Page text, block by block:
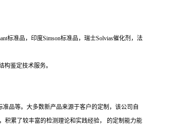
标准品，印度Simson标准品，瑞士Solvias催化剂，法
鉴定技术服务。
品等。大多数新产品来源于客户的定制，该公司自
积累了较丰富的检测理论和实践经验， 的定制能力能